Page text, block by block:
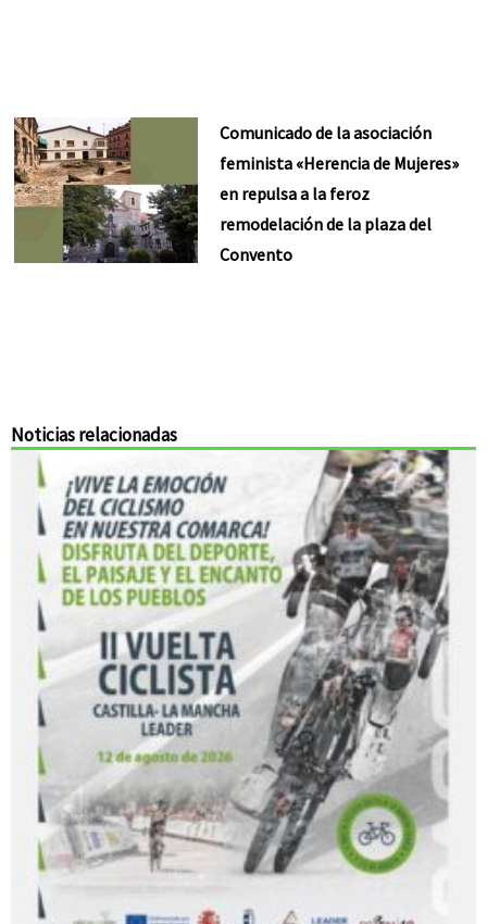
Comunicado de la asociación
feminista «Herencia de Mujeres»
en repulsa a la feroz
remodelación de la plaza del
Convento
Noticias relacionadas